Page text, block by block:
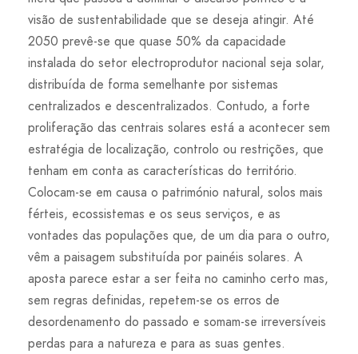
visão de sustentabilidade que se deseja atingir. Até
2050 prevê-se que quase 50% da capacidade
instalada do setor electroprodutor nacional seja solar,
distribuída de forma semelhante por sistemas
centralizados e descentralizados. Contudo, a forte
proliferação das centrais solares está a acontecer sem
estratégia de localização, controlo ou restrições, que
tenham em conta as características do território.
Colocam-se em causa o património natural, solos mais
férteis, ecossistemas e os seus serviços, e as
vontades das populações que, de um dia para o outro,
vêm a paisagem substituída por painéis solares. A
aposta parece estar a ser feita no caminho certo mas,
sem regras definidas, repetem-se os erros de
desordenamento do passado e somam-se irreversíveis
perdas para a natureza e para as suas gentes.